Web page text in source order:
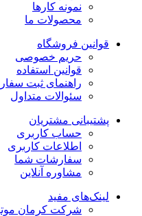
نمونه کارها
محصولات ما
قوانین فروشگاه
حریم خصوصی
قوانین استفاده
راهنمای ثبت
سئوالات متداول
پشتیبانی مشتریان
حساب کاربری
اطلاعات کاربری
سفارشات شما
مشاوره آنلاین
لینک‌های مفید
شرکت کرمان